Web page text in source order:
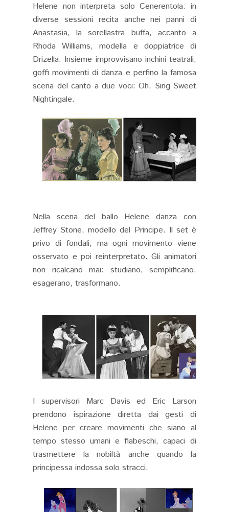
Helene non interpreta solo Cenerentola: in
diverse sessioni recita anche nei panni di
Anastasia, la sorellastra buffa, accanto a
Rhoda Williams, modella e doppiatrice di
Drizella. Insieme improvvisano inchini teatrali,
goffi movimenti di danza e perfino la famosa
scena del canto a due voci: Oh, Sing Sweet
Nightingale.
Nella scena del ballo Helene danza con
Jeffrey Stone, modello del Principe. Il set è
privo di fondali, ma ogni movimento viene
osservato e poi reinterpretato. Gli animatori
non ricalcano mai: studiano, semplificano,
esagerano, trasformano.
I supervisori Marc Davis ed Eric Larson
prendono ispirazione diretta dai gesti di
Helene per creare movimenti che siano al
tempo stesso umani e fiabeschi, capaci di
trasmettere la nobiltà anche quando la
principessa indossa solo stracci.